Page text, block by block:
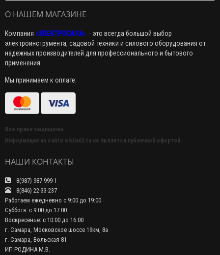
О НАШЕМ МАГАЗИНЕ
Компания «ЭЛЕКТРОСИЛА» – это всегда большой выбор
электроинструмента, садовой техники и силового оборудования от
надежных производителей для профессионального и бытового
применения.
Мы принимаем к оплате:
Все права защищены.
Информация на сайте elsila63.ru не является публичной офертой.
НАШИ КОНТАКТЫ
8(987) 987-999-1
8(846) 22-33-237
Работаем ежедневно с 9:00 до 19:00
Суббота: с 9:00 до 17:00
Воскресенье: с 10:00 до 16:00
г. Самара, Московское шоссе 19км, 8а
г. Самара, Вольская 81
ИП РОДИНА М.В.